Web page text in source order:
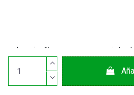
Lecuine™ es una marca
Projects S.L. © Copyright © 2012-
derechos reservados.